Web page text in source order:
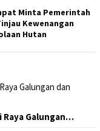
Minta Pemerintah
Kewenangan
Hutan
Raya Galungan…